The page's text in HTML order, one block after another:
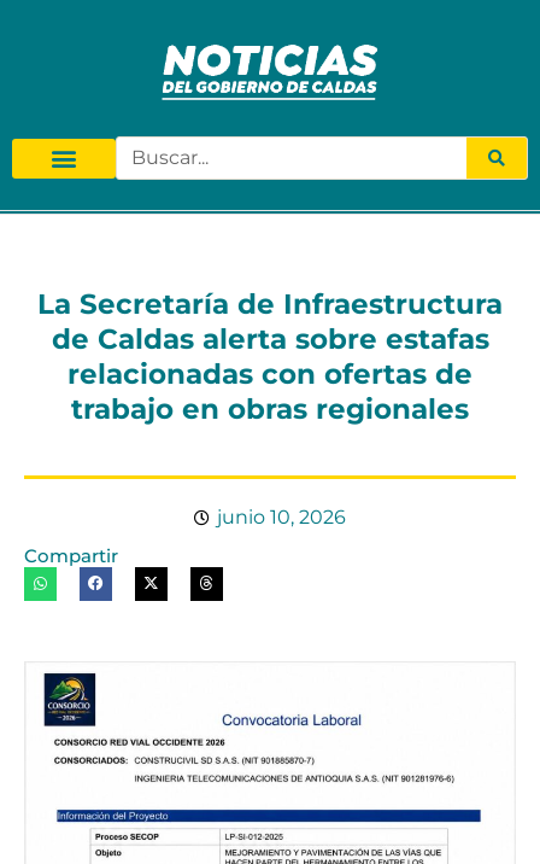
La Secretaría de Infraestructura
de Caldas alerta sobre estafas
relacionadas con ofertas de
trabajo en obras regionales
junio 10, 2026
Compartir